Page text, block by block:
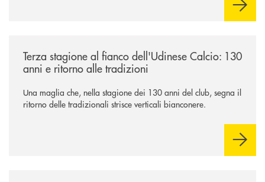
Terza stagione al fianco dell'Udinese Calcio: 130
anni e ritorno alle tradizioni
Una maglia che, nella stagione dei 130 anni del club, segna il
ritorno delle tradizionali strisce verticali bianconere.